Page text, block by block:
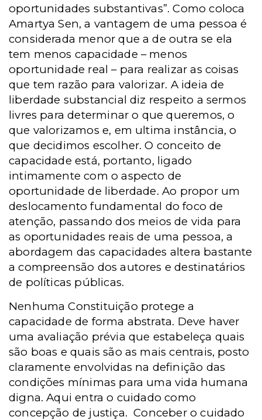
oportunidades substantivas”. Como coloca
Amartya Sen, a vantagem de uma pessoa é
considerada menor que a de outra se ela
tem menos capacidade – menos
oportunidade real – para realizar as coisas
que tem razão para valorizar. A ideia de
liberdade substancial diz respeito a sermos
livres para determinar o que queremos, o
que valorizamos e, em ultima instância, o
que decidimos escolher. O conceito de
capacidade está, portanto, ligado
intimamente com o aspecto de
oportunidade de liberdade. Ao propor um
deslocamento fundamental do foco de
atenção, passando dos meios de vida para
as oportunidades reais de uma pessoa, a
abordagem das capacidades altera bastante
a compreensão dos autores e destinatários
de políticas públicas.
Nenhuma Constituição protege a
capacidade de forma abstrata. Deve haver
uma avaliação prévia que estabeleça quais
são boas e quais são as mais centrais, posto
claramente envolvidas na definição das
condições mínimas para uma vida humana
digna. Aqui entra o cuidado como
concepção de justiça. Conceber o cuidado